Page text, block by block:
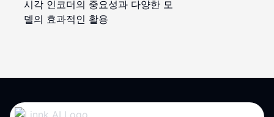
시각 인코더의 중요성과 다양한 모
델의 효과적인 활용